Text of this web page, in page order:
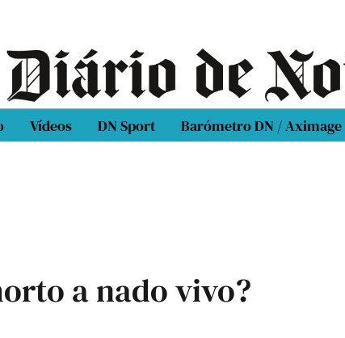
Vídeos DN Sport Barómetro DN / Aximage
a nado vivo?